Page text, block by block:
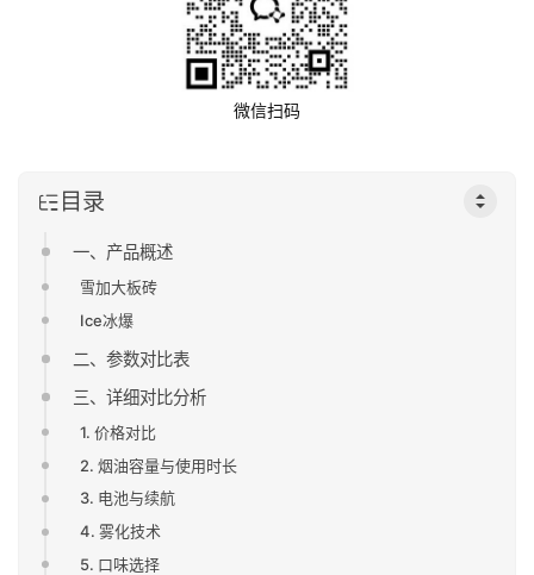
微信扫码
目录
一、产品概述
雪加大板砖
Ice冰爆
二、参数对比表
三、详细对比分析
1. 价格对比
2. 烟油容量与使用时长
3. 电池与续航
4. 雾化技术
5. 口味选择